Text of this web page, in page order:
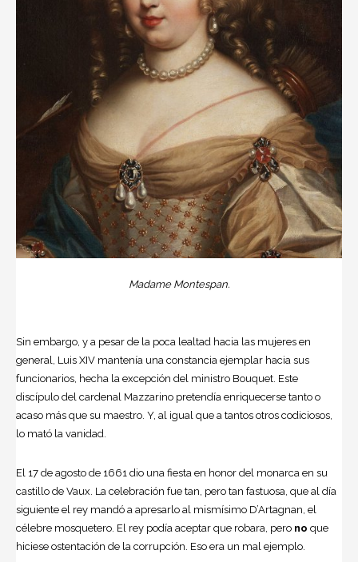
Madame Montespan.
Sin embargo, y a pesar de la poca lealtad hacia las mujeres en
general, Luis XIV mantenía una constancia ejemplar hacia sus
funcionarios, hecha la excepción del ministro Bouquet. Este
discípulo del cardenal Mazzarino pretendía enriquecerse tanto o
acaso más que su maestro. Y, al igual que a tantos otros codiciosos,
lo mató la vanidad.
El 17 de agosto de 1661 dio una fiesta en honor del monarca en su
castillo de Vaux. La celebración fue tan, pero tan fastuosa, que al día
siguiente el rey mandó a apresarlo al mismísimo D’Artagnan, el
célebre mosquetero. El rey podía aceptar que robara, pero no que
hiciese ostentación de la corrupción. Eso era un mal ejemplo.